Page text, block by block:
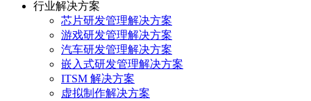
行业解决方案
芯片研发管理解决方案
游戏研发管理解决方案
汽车研发管理解决方案
嵌入式研发管理解决方案
ITSM 解决方案
虚拟制作解决方案